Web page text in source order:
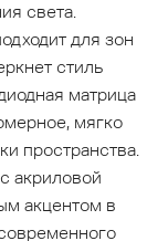
света.
для зон
стиль
матрица
мягко
пространства.
акриловой
акцентом в